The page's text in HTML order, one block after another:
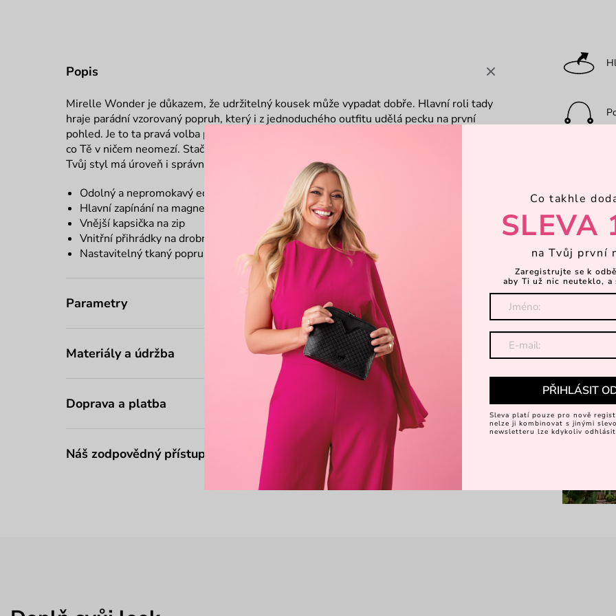
Popis
Mirelle Wonder je důkazem, že udržitelný kousek může vypadat dobře. Hlavní roli tady
hraje parádní vzorovaný popruh, který i z jednoduchého outfitu udělá pecku na první
pohled. Je to ta pravá volba pro Tebe, pokud hledáš stylovou parťačku z eco materiálu,
co Tě v ničem neomezí. Stačí ji hodit přes rameno a vyrazit do města s vědomím, že
Tvůj styl má úroveň i správný směr.
Odolný a nepromokavý eco materiál
Hlavní zapínání na magnet a zip
Vnější kapsička na zip
Vnitřní přihrádky na drobnosti
Nastavitelný tkaný popruh přes rameno
Parametry
Materiály a údržba
Doprava a platba
Náš zodpovědný přístup
Objevte
Co takhle
SLEVA
na Tvůj první
Zaregistrujte se k
aby Ti už nic neuteklo, a
PŘIHLÁSIT
Sleva platí pouze pro nově
nelze ji kombinovat s jinými
newsletteru lze kdykoliv